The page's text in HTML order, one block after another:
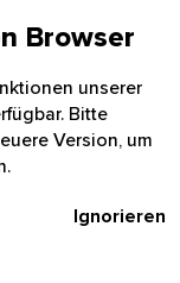
Browser
unserer
Bitte
Version, um
Ignorieren